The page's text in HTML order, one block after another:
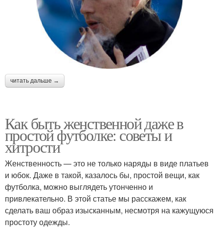
читать дальше →
Как быть женственной даже в
простой футболке: советы и
хитрости
Женственность — это не только наряды в виде платьев
и юбок. Даже в такой, казалось бы, простой вещи, как
футболка, можно выглядеть утонченно и
привлекательно. В этой статье мы расскажем, как
сделать ваш образ изысканным, несмотря на кажущуюся
простоту одежды.